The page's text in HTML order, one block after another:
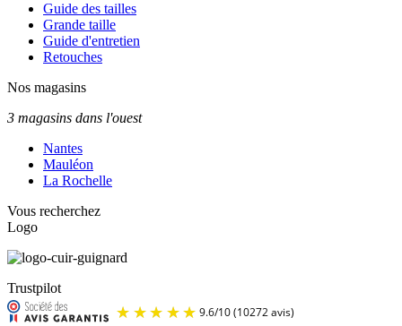
Guide des tailles
Grande taille
Guide d'entretien
Retouches
Nos magasins
3 magasins dans l'ouest
Nantes
Mauléon
La Rochelle
Vous recherchez
Logo
Trustpilot